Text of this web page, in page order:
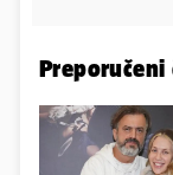
Preporučeni